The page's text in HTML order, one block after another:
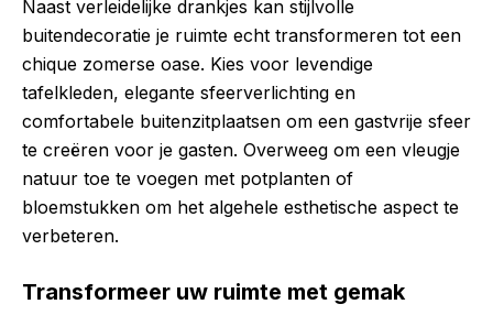
Naast verleidelijke drankjes kan stijlvolle
buitendecoratie je ruimte echt transformeren tot een
chique zomerse oase. Kies voor levendige
tafelkleden, elegante sfeerverlichting en
comfortabele buitenzitplaatsen om een gastvrije sfeer
te creëren voor je gasten. Overweeg om een vleugje
natuur toe te voegen met potplanten of
bloemstukken om het algehele esthetische aspect te
verbeteren.
Transformeer uw ruimte met gemak